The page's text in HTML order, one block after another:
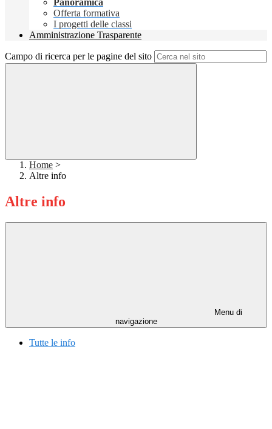
Panoramica
Offerta formativa
I progetti delle classi
Amministrazione Trasparente
Campo di ricerca per le pagine del sito
Home >
Altre info
Altre info
Menu di
navigazione
Tutte le info